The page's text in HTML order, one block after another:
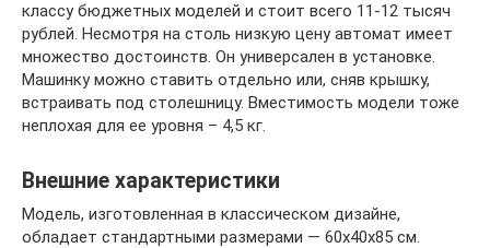
классу бюджетных моделей и стоит всего 11-12 тысяч
рублей. Несмотря на столь низкую цену автомат имеет
множество достоинств. Он универсален в установке.
Машинку можно ставить отдельно или, сняв крышку,
встраивать под столешницу. Вместимость модели тоже
неплохая для ее уровня – 4,5 кг.
Внешние характеристики
Модель, изготовленная в классическом дизайне,
обладает стандартными размерами — 60x40x85 см.